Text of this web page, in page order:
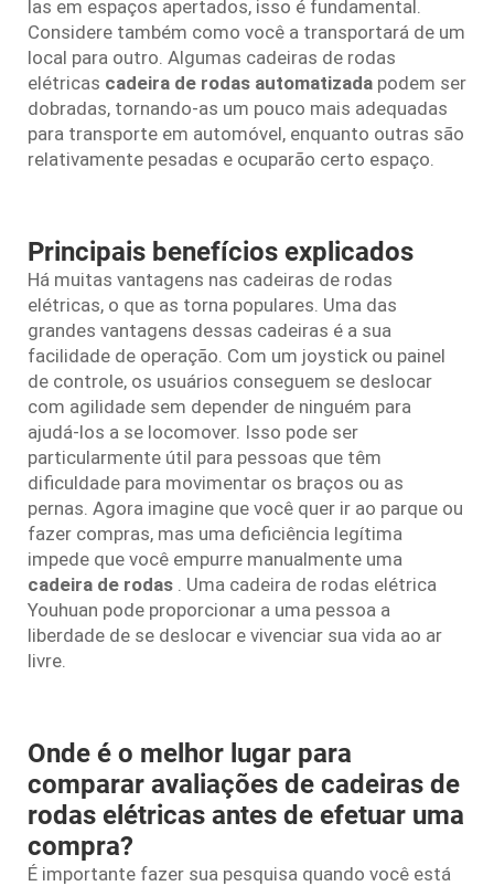
las em espaços apertados, isso é fundamental.
Considere também como você a transportará de um
local para outro. Algumas cadeiras de rodas
elétricas cadeira de rodas automatizada podem ser
dobradas, tornando-as um pouco mais adequadas
para transporte em automóvel, enquanto outras são
relativamente pesadas e ocuparão certo espaço.
Principais benefícios explicados
Há muitas vantagens nas cadeiras de rodas
elétricas, o que as torna populares. Uma das
grandes vantagens dessas cadeiras é a sua
facilidade de operação. Com um joystick ou painel
de controle, os usuários conseguem se deslocar
com agilidade sem depender de ninguém para
ajudá-los a se locomover. Isso pode ser
particularmente útil para pessoas que têm
dificuldade para movimentar os braços ou as
pernas. Agora imagine que você quer ir ao parque ou
fazer compras, mas uma deficiência legítima
impede que você empurre manualmente uma
cadeira de rodas
. Uma cadeira de rodas elétrica
Youhuan pode proporcionar a uma pessoa a
liberdade de se deslocar e vivenciar sua vida ao ar
livre.
Onde é o melhor lugar para
comparar avaliações de cadeiras de
rodas elétricas antes de efetuar uma
compra?
É importante fazer sua pesquisa quando você está